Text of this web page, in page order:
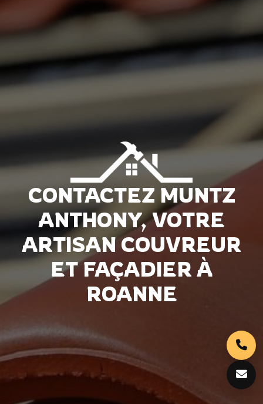
CONTACTEZ MUNTZ
ANTHONY, VOTRE
ARTISAN COUVREUR
ET FAÇADIER À
ROANNE